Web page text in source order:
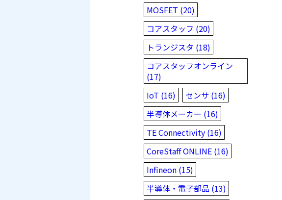
MOSFET (20)
コアスタッフ (20)
トランジスタ (18)
コアスタッフオンライン
(17)
IoT (16)
センサ (16)
半導体メーカー (16)
TE Connectivity (16)
CoreStaff ONLINE (16)
Infineon (15)
半導体・電子部品 (13)